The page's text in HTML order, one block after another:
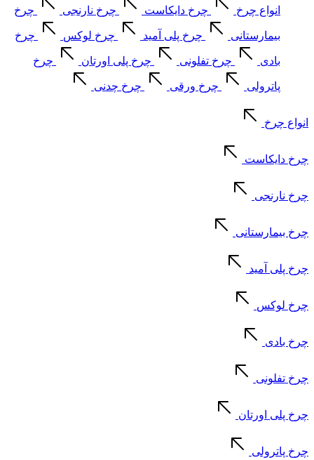
انواع چرخ چرخ دایکاست چرخ نارنجی چرخ
بیمارستانی چرخ پلی آمید چرخ لوکس چرخ
بادی چرخ تفلونی چرخ پلی اورتان چرخ
پاترولی چرخ ورقی چرخ چدنی
انواع چرخ
چرخ دایکاست
چرخ نارنجی
چرخ بیمارستانی
چرخ پلی آمید
چرخ لوکس
چرخ بادی
چرخ تفلونی
چرخ پلی اورتان
چرخ پاترولی